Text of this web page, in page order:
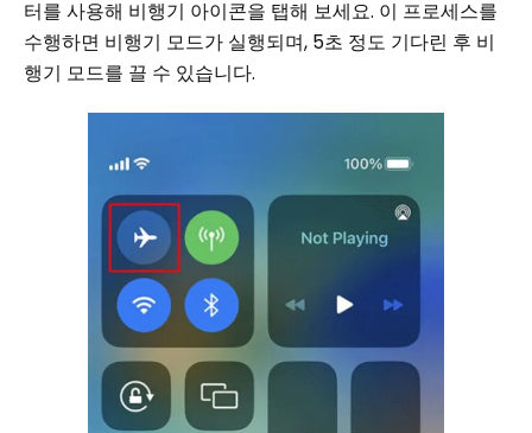
터를 사용해 비행기 아이콘을 탭해 보세요. 이 프로세스를
수행하면 비행기 모드가 실행되며, 5초 정도 기다린 후 비
행기 모드를 끌 수 있습니다.